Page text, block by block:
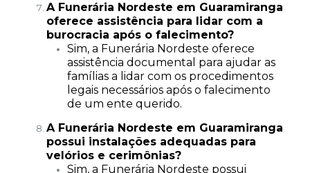
A Funerária Nordeste em Guaramiranga
oferece assistência para lidar com a
burocracia após o falecimento?
Sim, a Funerária Nordeste oferece
assistência documental para ajudar as
famílias a lidar com os procedimentos
legais necessários após o falecimento
de um ente querido.
A Funerária Nordeste em Guaramiranga
possui instalações adequadas para
velórios e cerimônias?
Sim, a Funerária Nordeste possui